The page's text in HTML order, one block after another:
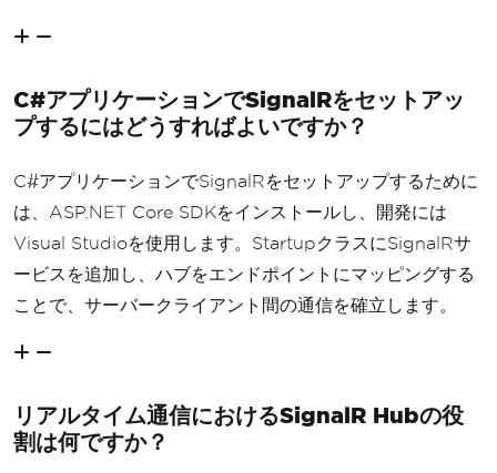
C#アプリケーションでSignalRをセットアッ
プするにはどうすればよいですか？
C#アプリケーションでSignalRをセットアップするために
は、ASP.NET Core SDKをインストールし、開発には
Visual Studioを使用します。StartupクラスにSignalRサ
ービスを追加し、ハブをエンドポイントにマッピングする
ことで、サーバークライアント間の通信を確立します。
リアルタイム通信におけるSignalR Hubの役
割は何ですか？